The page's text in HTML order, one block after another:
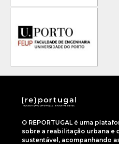
O REPORTUGAL é uma
sobre a reabilitação urbana e
sustentável, acompanhando